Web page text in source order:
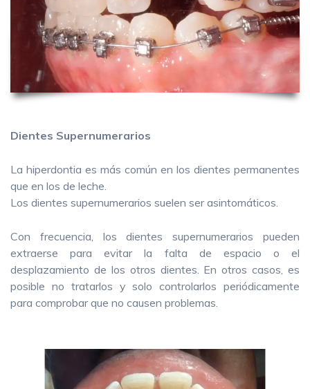
Dientes Supernumerarios
La hiperdontia es más común en los dientes permanentes
que en los de leche.
Los dientes supernumerarios suelen ser asintomáticos.
Con frecuencia, los dientes supernumerarios pueden
extraerse para evitar la falta de espacio o el
desplazamiento de los otros dientes. En otros casos, es
posible no tratarlos y solo controlarlos periódicamente
para comprobar que no causen problemas.